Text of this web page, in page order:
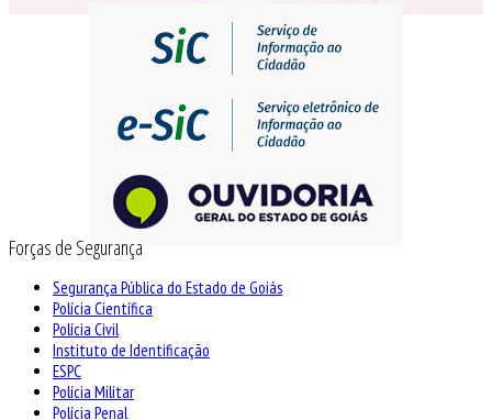
Forças de Segurança
Segurança Pública do Estado de Goiás
Polícia Científica
Polícia Civil
Instituto de Identificação
ESPC
Polícia Militar
Polícia Penal